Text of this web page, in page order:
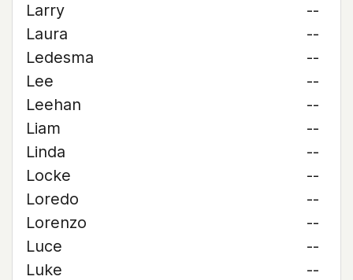
Larry
--
Laura
--
Ledesma
--
Lee
--
Leehan
--
Liam
--
Linda
--
Locke
--
Loredo
--
Lorenzo
--
Luce
--
Luke
--